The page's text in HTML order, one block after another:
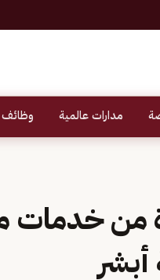
مدارات عالمية وظائف
من خدمات